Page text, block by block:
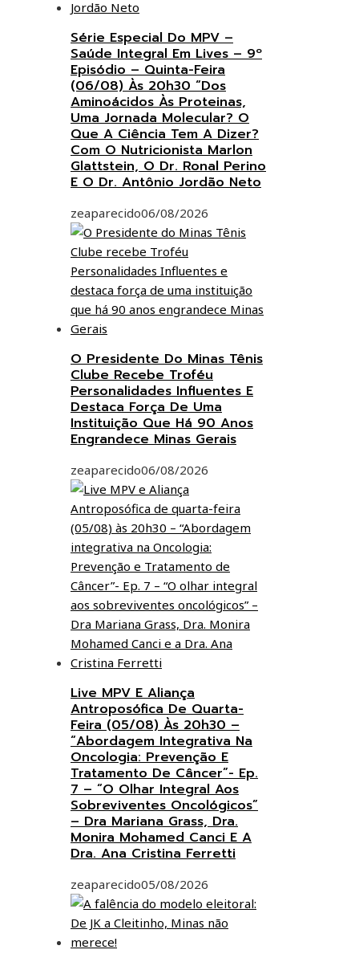
Série Especial Do MPV –
Saúde Integral Em Lives – 9º
Episódio – Quinta-Feira
(06/08) Às 20h30 “Dos
Aminoácidos Às Proteinas,
Uma Jornada Molecular? O
Que A Ciência Tem A Dizer?
Com O Nutricionista Marlon
Glattstein, O Dr. Ronal Perino
E O Dr. Antônio Jordão Neto
zeaparecido06/08/2026
O Presidente Do Minas Tênis
Clube Recebe Troféu
Personalidades Influentes E
Destaca Força De Uma
Instituição Que Há 90 Anos
Engrandece Minas Gerais
zeaparecido06/08/2026
Live MPV E Aliança
Antroposófica De Quarta-
Feira (05/08) Às 20h30 –
“Abordagem Integrativa Na
Oncologia: Prevenção E
Tratamento De Câncer”- Ep.
7 – “O Olhar Integral Aos
Sobreviventes Oncológicos”
– Dra Mariana Grass, Dra.
Monira Mohamed Canci E A
Dra. Ana Cristina Ferretti
zeaparecido05/08/2026